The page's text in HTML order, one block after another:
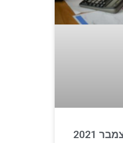
ניוזלטר דצמבר 2021